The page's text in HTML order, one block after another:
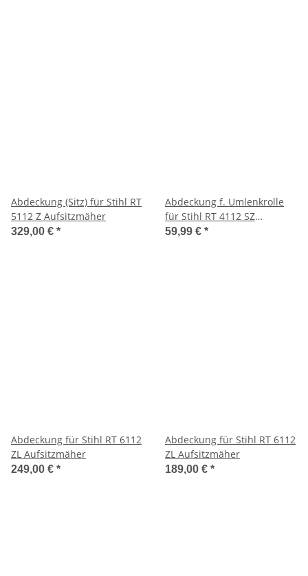
Abdeckung (Sitz) für Stihl RT
5112 Z Aufsitzmäher
329,00 € *
Abdeckung f. Umlenkrolle
für Stihl RT 4112 SZ
Aufsitzmäher
59,99 € *
Abdeckung für Stihl RT 6112
ZL Aufsitzmäher
249,00 € *
Abdeckung für Stihl RT 6112
ZL Aufsitzmäher
189,00 € *